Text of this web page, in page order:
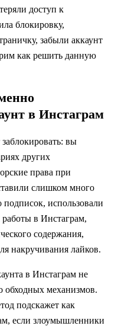
доступ к
блокировку,
забыли аккаунт
как решить данную
в Инстаграм
вы
других
права при
слишком много
использовали
в Инстаграм,
содержания,
накручивания лайков.
в Инстаграм не
обходных механизмов.
подскажет как
если злоумышленники